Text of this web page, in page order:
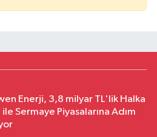
Enerji, 3,8 milyar TL'lik Halka
Sermaye Piyasalarına Adım